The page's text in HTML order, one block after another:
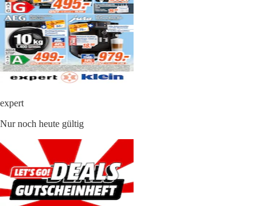
expert
Nur noch heute gültig